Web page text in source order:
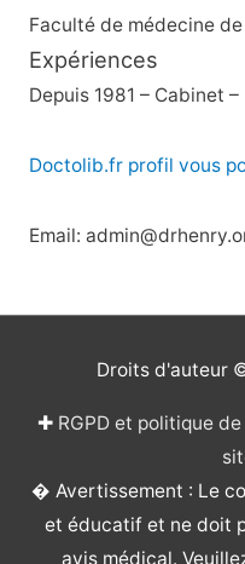
Faculté de médecine
Expériences
Depuis 1981 – Cabinet –
Doctolib.fr profil vous
Email:
Droits d'auteur
✚ RGPD et politique
� Avertissement : Le
et éducatif et ne doit
avis médical.